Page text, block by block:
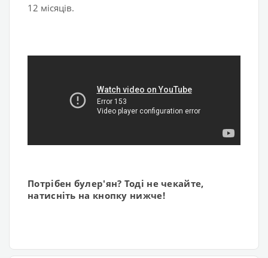
12 місяців.
Потрібен булер'ян? Тоді не чекайте,
натисніть на кнопку нижче!